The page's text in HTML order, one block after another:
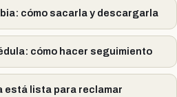
cómo sacarla y descargarla
cómo hacer seguimiento
está lista para reclamar